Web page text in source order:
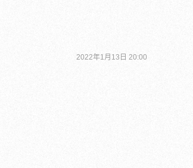
2022年1月13日 20:00